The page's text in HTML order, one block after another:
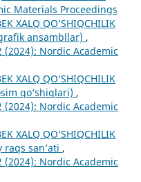
Materials Proceedings
XALQ QO‘SHIQCHILIK
ansambllar) ,
Nordic Academic
XALQ QO‘SHIQCHILIK
qo‘shiqlari) ,
Nordic Academic
XALQ QO‘SHIQCHILIK
raqs san’ati ,
Nordic Academic